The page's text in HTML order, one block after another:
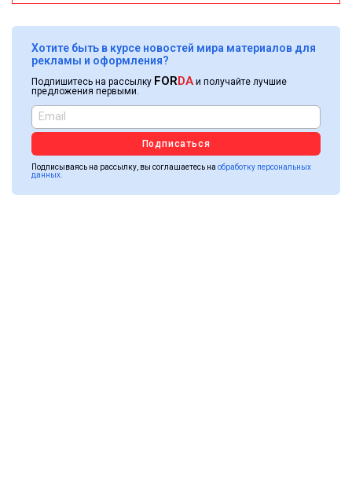
Хотите быть в курсе новостей мира материалов для
рекламы и оформления?
Подпишитесь на рассылку FORDA и получайте лучшие
предложения первыми.
Подписаться
Подписываясь на рассылку, вы соглашаетесь на обработку персональных
данных.